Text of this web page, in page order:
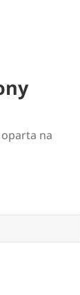
na